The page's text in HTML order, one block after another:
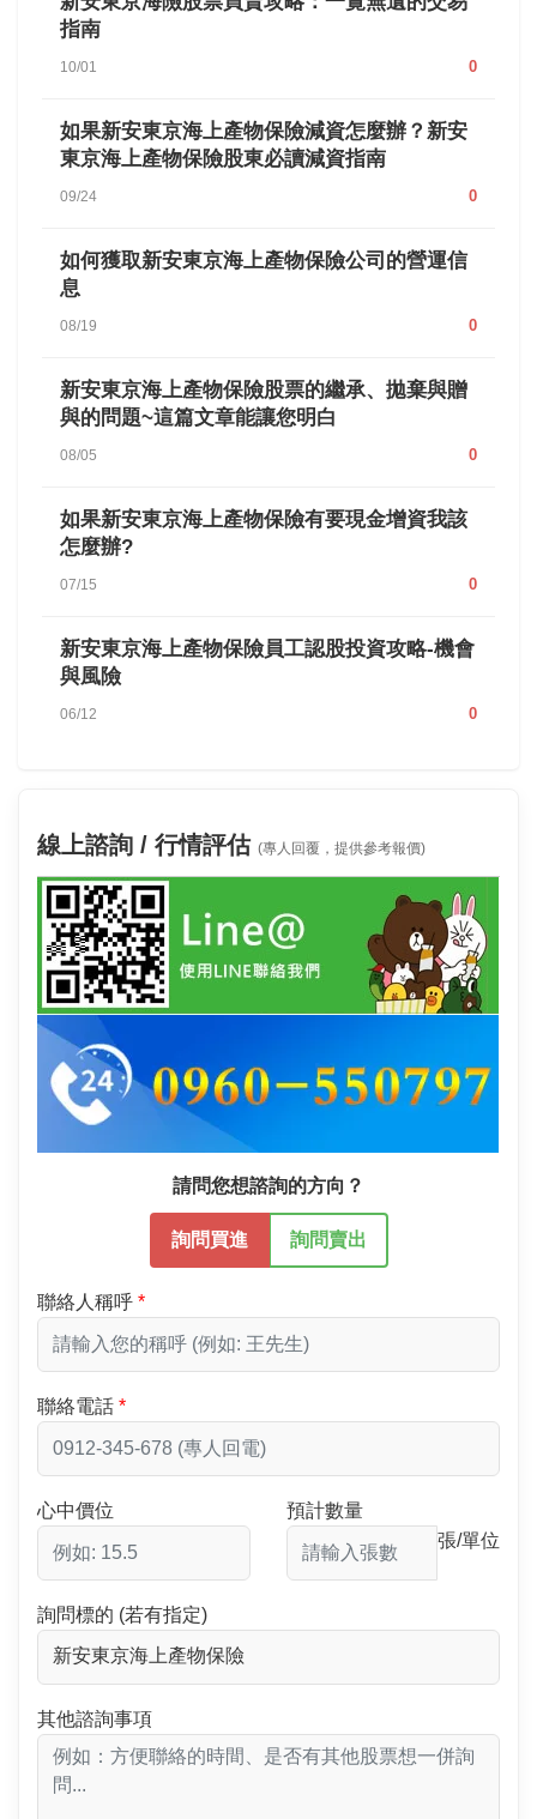
指南
10/01 0
如果新安東京海上產物保險減資怎麼辦？新安
東京海上產物保險股東必讀減資指南
09/24 0
如何獲取新安東京海上產物保險公司的營運信
息
08/19 0
新安東京海上產物保險股票的繼承、拋棄與贈
與的問題~這篇文章能讓您明白
08/05 0
如果新安東京海上產物保險有要現金增資我該
怎麼辦?
07/15 0
新安東京海上產物保險員工認股投資攻略-機會
與風險
06/12 0
線上諮詢 / 行情評估 (專人回覆，提供參考報價)
請問您想諮詢的方向？
詢問買進 詢問賣出
聯絡人稱呼
聯絡電話
心中價位
預計數量
張/單位
詢問標的 (若有指定)
其他諮詢事項